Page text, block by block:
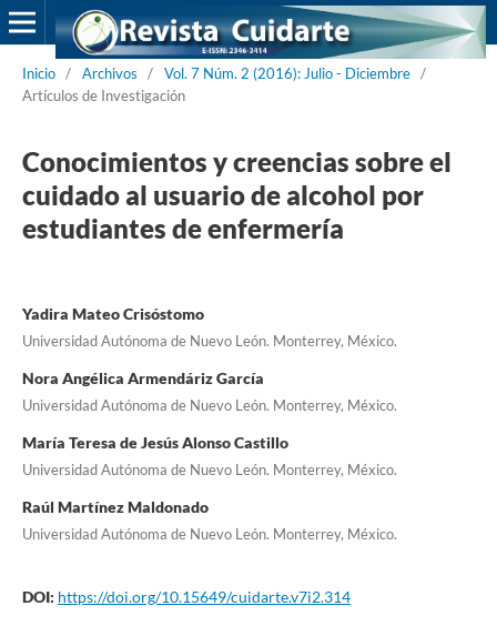
Inicio / Archivos / Vol. 7 Núm. 2 (2016): Julio - Diciembre /
Artículos de Investigación
Conocimientos y creencias sobre el
cuidado al usuario de alcohol por
estudiantes de enfermería
Yadira Mateo Crisóstomo
Universidad Autónoma de Nuevo León. Monterrey, México.
Nora Angélica Armendáriz García
Universidad Autónoma de Nuevo León. Monterrey, México.
María Teresa de Jesús Alonso Castillo
Universidad Autónoma de Nuevo León. Monterrey, México.
Raúl Martínez Maldonado
Universidad Autónoma de Nuevo León. Monterrey, México.
DOI: https://doi.org/10.15649/cuidarte.v7i2.314